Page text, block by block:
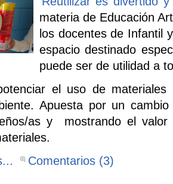
materia de Educación
los docentes de Infantil
espacio destinado
puede ser de utilidad a
el uso de
Apuesta por un
as y mostrando el valor
Comentarios (3)